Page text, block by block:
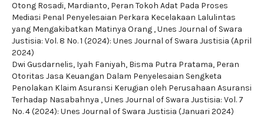
Otong Rosadi, Mardianto, Peran Tokoh Adat Pada Proses
Mediasi Penal Penyelesaian Perkara Kecelakaan Lalulintas
yang Mengakibatkan Matinya Orang ,Unes Journal of Swara
Justisia: Vol. 8 No. 1 (2024): Unes Journal of Swara Justisia (April
2024)
Dwi Gusdarnelis, Iyah Faniyah, Bisma Putra Pratama, Peran
Otoritas Jasa Keuangan Dalam Penyelesaian Sengketa
Penolakan Klaim Asuransi Kerugian oleh Perusahaan Asuransi
Terhadap Nasabahnya ,Unes Journal of Swara Justisia: Vol. 7
No. 4 (2024): Unes Journal of Swara Justisia (Januari 2024)